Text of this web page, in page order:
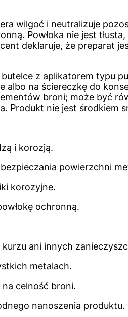
wilgoć i neutralizuje
Powłoka nie jest
deklaruje, że preparat
z aplikatorem typu
albo na ściereczkę do
broni; może być
Produkt nie jest środkiem
i korozją.
powierzchni
korozyjne.
ochronną.
kurzu ani innych
metalach.
na celność broni.
nanoszenia produktu.